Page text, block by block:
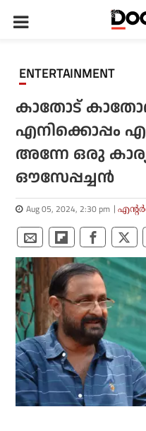
ENTERTAINMENT
കാതോട്
എനിക്കൊപ്പം
അന്നേ ഒരു
ഔസേപ്പച്ചൻ
Aug 05, 2024, 2:30 pm